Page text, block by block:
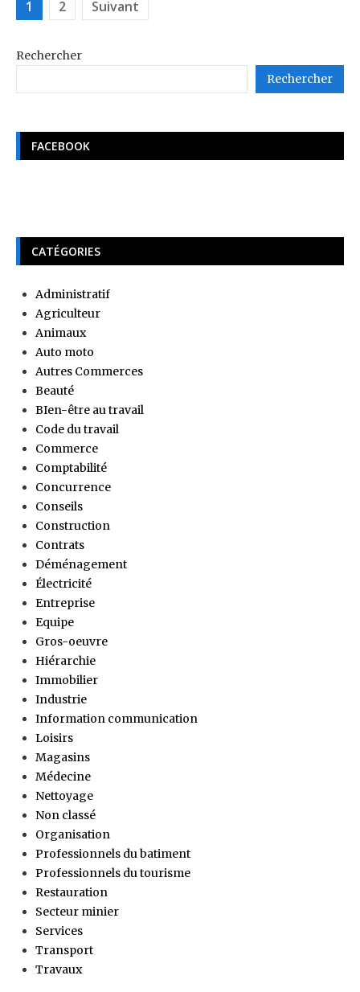
publications
1 2 Suivant
Rechercher
Rechercher
FACEBOOK
CATÉGORIES
Administratif
Agriculteur
Animaux
Auto moto
Autres Commerces
Beauté
BIen-être au travail
Code du travail
Commerce
Comptabilité
Concurrence
Conseils
Construction
Contrats
Déménagement
Électricité
Entreprise
Equipe
Gros-oeuvre
Hiérarchie
Immobilier
Industrie
Information communication
Loisirs
Magasins
Médecine
Nettoyage
Non classé
Organisation
Professionnels du batiment
Professionnels du tourisme
Restauration
Secteur minier
Services
Transport
Travaux